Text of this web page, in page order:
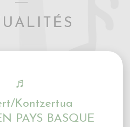
♬
Kontzertua
PAYS BASQUE